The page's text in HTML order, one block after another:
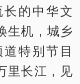
的中华文
生机，城乡
特别节目
里长江，见